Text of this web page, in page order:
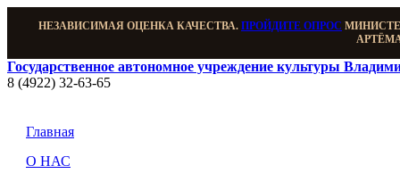
НЕЗАВИСИМАЯ ОЦЕНКА КАЧЕСТВА. ПРОЙДИТЕ ОПРОС
Государственное автономное учреждение культуры
8 (4922) 32-63-65
Главная
О НАС